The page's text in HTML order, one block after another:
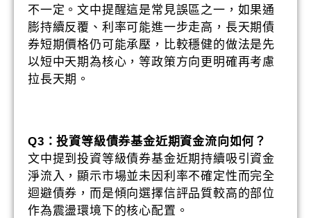
不一定。文中提醒這是常見誤區之一，如果通
膨持續反覆、利率可能進一步走高，長天期債
券短期價格仍可能承壓，比較穩健的做法是先
以短中天期為核心，等政策方向更明確再考慮
拉長天期。
Q3：投資等級債券基金近期資金流向如何？
文中提到投資等級債券基金近期持續吸引資金
淨流入，顯示市場並未因利率不確定性而完全
迴避債券，而是傾向選擇信評品質較高的部位
作為震盪環境下的核心配置。